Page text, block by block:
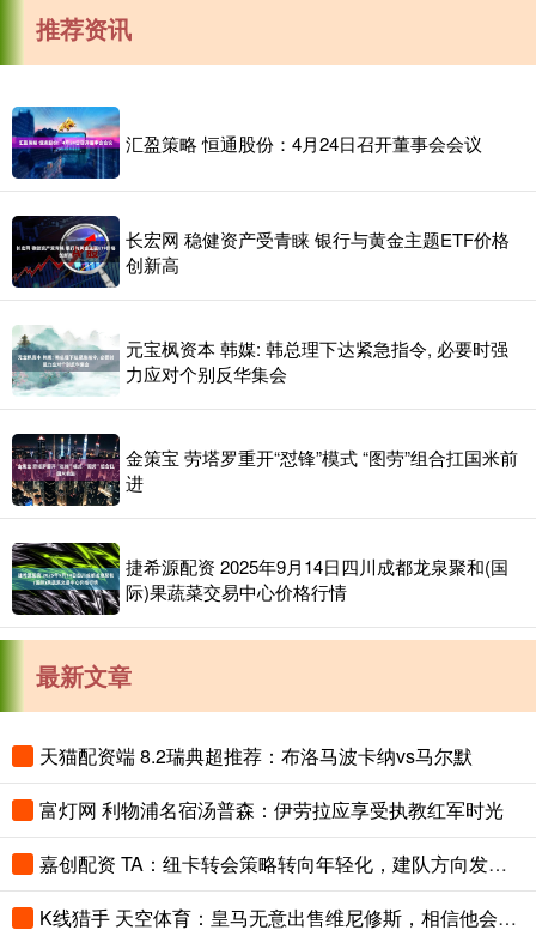
推荐资讯
汇盈策略 恒通股份：4月24日召开董事会会议
长宏网 稳健资产受青睐 银行与黄金主题ETF价格
创新高
元宝枫资本 韩媒: 韩总理下达紧急指令, 必要时强
力应对个别反华集会
金策宝 劳塔罗重开“怼锋”模式 “图劳”组合扛国米前
进
捷希源配资 2025年9月14日四川成都龙泉聚和(国
际)果蔬菜交易中心价格行情
最新文章
天猫配资端 8.2瑞典超推荐：布洛马波卡纳vs马尔默
富灯网 利物浦名宿汤普森：伊劳拉应享受执教红军时光
嘉创配资 TA：纽卡转会策略转向年轻化，建队方向发生转变
K线猎手 天空体育：皇马无意出售维尼修斯，相信他会续约